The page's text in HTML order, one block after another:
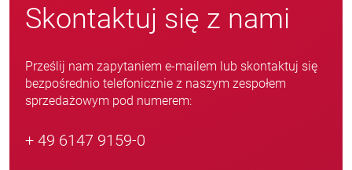
Skontaktuj się z nami
Prześlij nam zapytaniem e-mailem lub skontaktuj się
bezpośrednio telefonicznie z naszym zespołem
sprzedażowym pod numerem:
+ 49 6147 9159-0